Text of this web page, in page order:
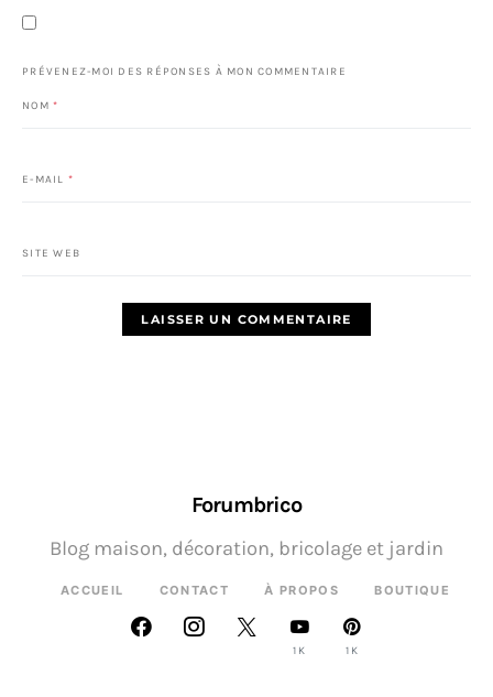
PRÉVENEZ-MOI DES RÉPONSES À MON COMMENTAIRE
NOM *
E-MAIL *
SITE WEB
Forumbrico
ACCUEIL CONTACT À PROPOS BOUTIQUE
Blog maison, décoration, bricolage et jardin
1K 1K